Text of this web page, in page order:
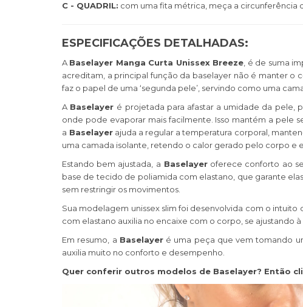
C - QUADRIL: com uma fita métrica, meça a circunferência
ESPECIFICAÇÕES DETALHADAS:
A Baselayer Manga Curta Unissex Breeze, é de suma
acreditam, a principal função da baselayer não é manter o
faz o papel de uma ‘segunda pele’, servindo como uma
A Baselayer é projetada para afastar a umidade da pele,
onde pode evaporar mais facilmente. Isso mantém a pele
a Baselayer ajuda a regular a temperatura corporal,
uma camada isolante, retendo o calor gerado pelo corpo e
Estando bem ajustada, a Baselayeroferece conforto ao
base de tecido de poliamida com elastano, que garante
sem restringir os movimentos.
Sua modelagem unissex slim foi desenvolvida com o
com elastano auxilia no encaixe com o corpo, se ajustando
Em resumo, a Baselayeré uma peça que vem tomando
auxilia muito no conforto e desempenho.
Quer conferir outros modelos de Baselayer? Então